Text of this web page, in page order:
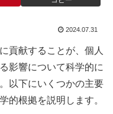
2024.07.31
貢献することが、個人
影響について科学的に
以下にいくつかの主要
的根拠を説明します。